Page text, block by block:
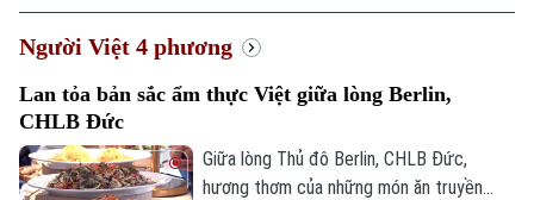
Người Việt 4 phương
Lan tỏa bản sắc ẩm thực Việt giữa lòng Berlin,
CHLB Đức
Giữa lòng Thủ đô Berlin, CHLB Đức,
hương thơm của những món ăn truyền